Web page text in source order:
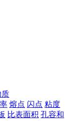
质
熔点 闪点 粘度
比表面积 孔容和